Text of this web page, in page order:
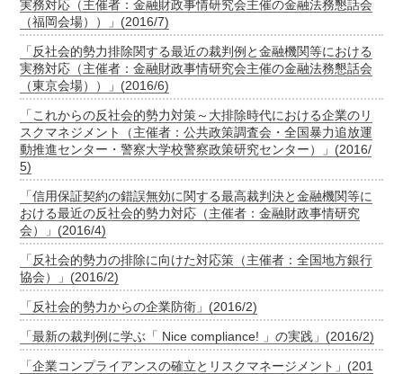
実務対応（主催者：金融財政事情研究会主催の金融法務懇話会
（福岡会場））」(2016/7)
「反社会的勢力排除関する最近の裁判例と金融機関等における
実務対応（主催者：金融財政事情研究会主催の金融法務懇話会
（東京会場））」(2016/6)
「これからの反社会的勢力対策～大排除時代における企業のリ
スクマネジメント（主催者：公共政策調査会・全国暴力追放運
動推進センター・警察大学校警察政策研究センター）」(2016/
5)
「信用保証契約の錯誤無効に関する最高裁判決と金融機関等に
おける最近の反社会的勢力対応（主催者：金融財政事情研究
会）」(2016/4)
「反社会的勢力の排除に向けた対応策（主催者：全国地方銀行
協会）」(2016/2)
「反社会的勢力からの企業防衛」(2016/2)
「最新の裁判例に学ぶ「 Nice compliance! 」の実践」(2016/2)
「企業コンプライアンスの確立とリスクマネージメント」(201